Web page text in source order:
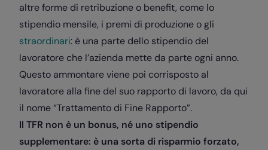
altre forme di retribuzione o benefit, come lo
stipendio mensile, i premi di produzione o gli
straordinari: è una parte dello stipendio del
lavoratore che l’azienda mette da parte ogni anno.
Questo ammontare viene poi corrisposto al
lavoratore alla fine del suo rapporto di lavoro, da qui
il nome “Trattamento di Fine Rapporto”.
Il TFR non è un bonus, né uno stipendio
supplementare: è una sorta di risparmio forzato,